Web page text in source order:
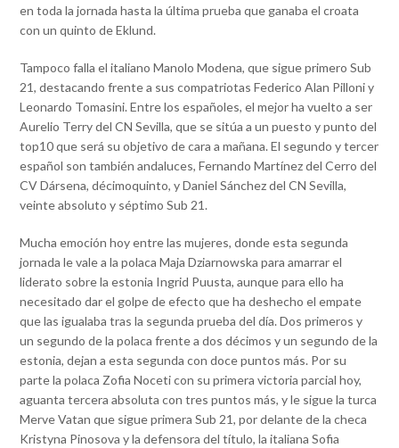
en toda la jornada hasta la última prueba que ganaba el croata
con un quinto de Eklund.
Tampoco falla el italiano Manolo Modena, que sigue primero Sub
21, destacando frente a sus compatriotas Federico Alan Pilloni y
Leonardo Tomasini. Entre los españoles, el mejor ha vuelto a ser
Aurelio Terry del CN Sevilla, que se sitúa a un puesto y punto del
top10 que será su objetivo de cara a mañana. El segundo y tercer
español son también andaluces, Fernando Martínez del Cerro del
CV Dársena, décimoquinto, y Daniel Sánchez del CN Sevilla,
veinte absoluto y séptimo Sub 21.
Mucha emoción hoy entre las mujeres, donde esta segunda
jornada le vale a la polaca Maja Dziarnowska para amarrar el
liderato sobre la estonia Ingrid Puusta, aunque para ello ha
necesitado dar el golpe de efecto que ha deshecho el empate
que las igualaba tras la segunda prueba del día. Dos primeros y
un segundo de la polaca frente a dos décimos y un segundo de la
estonia, dejan a esta segunda con doce puntos más. Por su
parte la polaca Zofia Noceti con su primera victoria parcial hoy,
aguanta tercera absoluta con tres puntos más, y le sigue la turca
Merve Vatan que sigue primera Sub 21, por delante de la checa
Kristyna Pinosova y la defensora del título, la italiana Sofia